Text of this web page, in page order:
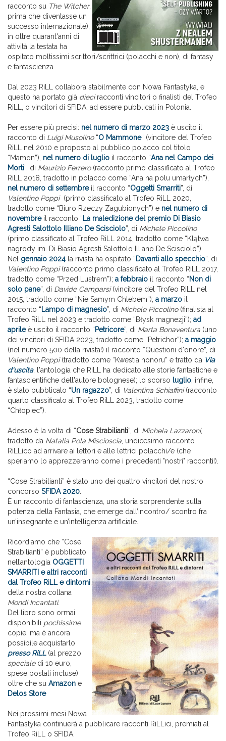
racconto su The Witcher,
prima che diventasse un
successo internazionale);
in oltre quarant'anni di
attività la testata ha
ospitato moltissimi scrittori/scrittrici (polacchi e non), di fantasy
e fantascienza.
Dal 2023 RiLL collabora stabilmente con Nowa Fantastyka, e
questo ha portato già dieciracconti vincitori o finalisti del Trofeo
RiLL, o vincitori di SFIDA, ad essere pubblicati in Polonia.
Per essere più precisi: nel numero di marzo 2023 è uscito il
racconto di Luigi Musolino“O Mammone” (vincitore del Trofeo
RiLL nel 2010 e proposto al pubblico polacco col titolo
“Mamon”), nel numero di luglio il racconto “Ana nel Campo dei
Morti”, di Maurizio Ferrero(racconto primo classificato al Trofeo
RiLL 2018, tradotto in polacco come “Ana na polu umarłych”),
nel numero di settembreil racconto “Oggetti Smarriti”, di
Valentino Poppi(primo classificato al Trofeo RiLL 2020,
tradotto come “Biuro Rzeczy Zagubionych”) e nel numero di
novembreil racconto “La maledizione del premio Di Biasio
Agresti Salottolo Illiano De Scisciolo”, di Michele Piccolino
(primo classificato al Trofeo RiLL 2014, tradotto come “Klątwa
nagrody im. Di Biasio Agresti Salottolo Illiano De Scisciolo”).
Nel gennaio 2024 la rivista ha ospitato “Davanti allo specchio”, di
Valentino Poppi(racconto primo classificato al Trofeo RiLL 2017,
tradotto come “Przed Lustrem”); a febbraio il racconto “Non di
solo pane”, di Davide Camparsi(vincitore del Trofeo RiLL nel
2015, tradotto come “Nie Samym Chlebem”); a marzo il
racconto “Lampo di magnesio”, di Michele Piccolino(finalista al
Trofeo RiLL nel 2023 e tradotto come “Błysk magnezji”); ad
aprileè uscito il racconto “Petricore”, di Marta Bonaventura (uno
dei vincitori di SFIDA 2023, tradotto come “Petrichor”); a maggio
(nel numero 500 della rivista!) il racconto “Questioni d'onore”, di
Valentino Poppi(tradotto come “Kwestia honoru” e tratto da Via
d'uscita, l'antologia che RiLL ha dedicato alle storie fantastiche e
fantascientifiche dell'autore bolognese); lo scorso luglio , infine,
è stato pubblicato “Un ragazzo”, di Valentina Schiaffini(racconto
quarto classificato al Trofeo RiLL 2023, tradotto come
“Chłopiec”).
Adesso è la volta di “Cose Strabilianti”, di Michela Lazzaroni,
tradotto da Natalia Pola Miscioscia , undicesimo racconto
RiLLico ad arrivare ai lettori e alle lettrici polacchi/e (che
speriamo lo apprezzeranno come i precedenti "nostri" racconti!).
“Cose Strabilianti” è stato uno dei quattro vincitori del nostro
concorso SFIDA 2020
È un racconto di fantascienza, una storia sorprendente sulla
potenza della Fantasia, che emerge dall’incontro/ scontro fra
un’insegnante e un’intelligenza artificiale.
Ricordiamo che “Cose
Strabilianti” è pubblicato
nell’antologia OGGETTI
SMARRITI e altri racconti
dal Trofeo RiLL e dintorni
della nostra collana
Mondi Incantati.
Del libro sono ormai
disponibili pochissime
copie, ma è ancora
possibile acquistarlo
presso RiLL(al prezzo
specialedi 10 euro,
spese postali incluse)
oltre che su Amazon e
Delos Store
Nei prossimi mesi Nowa
Fantastyka continuerà a pubblicare racconti RiLLici, premiati al
Trofeo RiLL o SFIDA.